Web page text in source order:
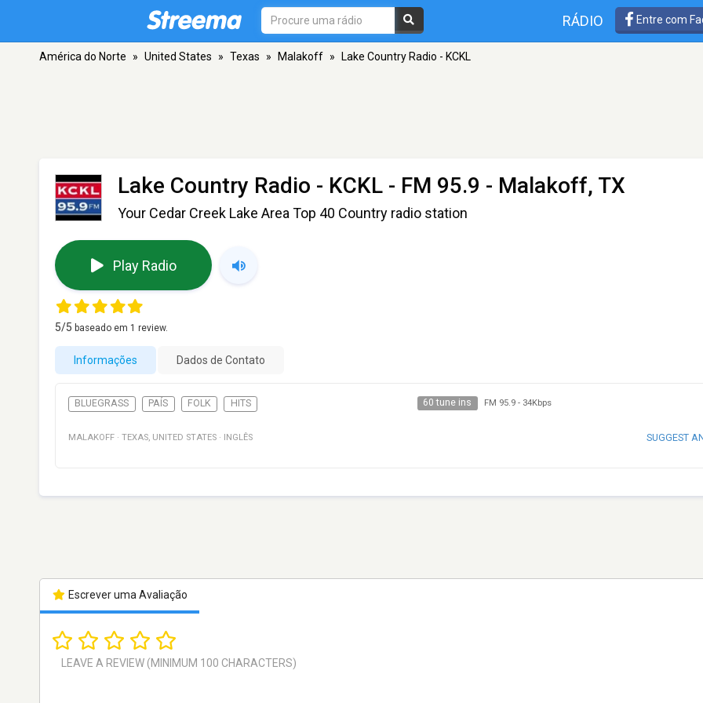
RÁDIO Entre com
América do Norte » United States » Texas » Malakoff » Lake Country Radio - KCKL
Lake Country Radio - KCKL - FM 95.9 - Malakoff, TX
Your Cedar Creek Lake Area Top 40 Country radio station
Play Radio
5/5 baseado em 1 review.
Informações Dados de Contato
BLUEGRASS PAÍS FOLK HITS 60 tune ins FM 95.9- 34Kbps
MALAKOFF · TEXAS, UNITED STATES · INGLÊS SUGGEST
Escrever uma Avaliação